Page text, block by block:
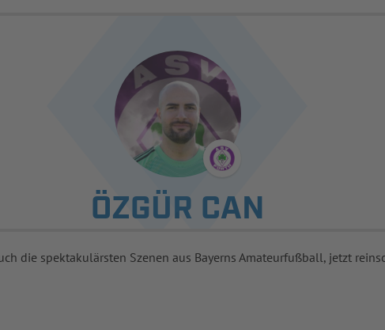
ÖZGÜR CAN
die spektakulärsten Szenen aus Bayerns Amateurfußball, jetzt